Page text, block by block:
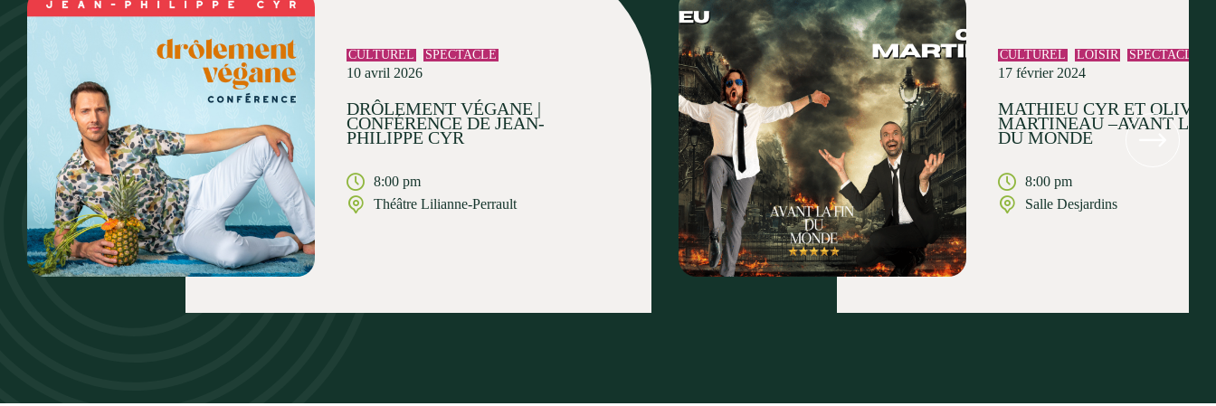
CULTUREL SPECTACLE
10 avril 2026
DRÔLEMENT VÉGANE |
CONFÉRENCE DE JEAN-
PHILIPPE CYR
8:00 pm
Théâtre Lilianne-Perrault
CULTUREL LOISIR SPECTACLE
17 février 2024
MATHIEU CYR ET
MARTINEAU –AVANT LA
DU MONDE
8:00 pm
Salle Desjardins